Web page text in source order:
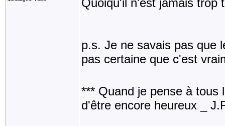
p.s. Je ne savais pas que
pas certaine que c'est
*** Quand je pense à tous
d'être encore heureux _